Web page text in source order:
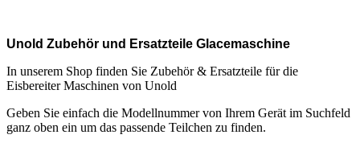
Unold Zubehör und Ersatzteile Glacemaschine
In unserem Shop finden Sie Zubehör & Ersatzteile für die
Eisbereiter Maschinen von Unold
Geben Sie einfach die Modellnummer von Ihrem Gerät im Suchfeld
ganz oben ein um das passende Teilchen zu finden.